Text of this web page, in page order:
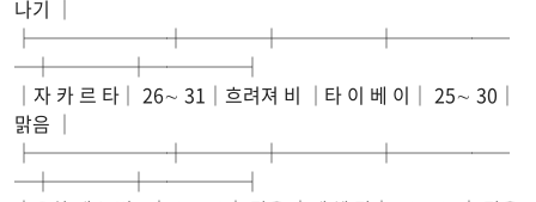
나기 │
├───────┼────┼─────┼──────
─┼────┼─────┤
│자 카 르 타│ 26∼ 31│흐려져 비 │타 이 베 이│ 25∼ 30│
맑음 │
├───────┼────┼─────┼──────
─┼────┼─────┤